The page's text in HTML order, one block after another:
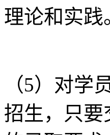
理论和实践
（5）对学
招生，只